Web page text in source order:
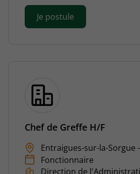
Je postule
Chef de Greffe H/F
Entraigues-sur-la-Sorgue
Fonctionnaire
Direction de